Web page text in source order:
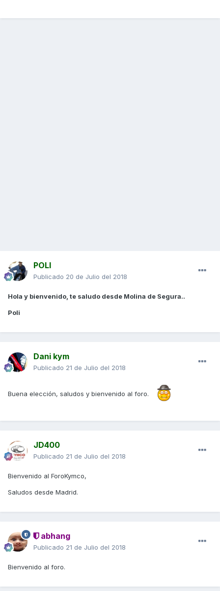
POLI
Publicado 20 de Julio del 2018
Hola y bienvenido, te saludo desde Molina de Segura..
Poli
Dani kym
Publicado 21 de Julio del 2018
Buena elección, saludos y bienvenido al foro.
JD400
Publicado 21 de Julio del 2018
Bienvenido al ForoKymco,
Saludos desde Madrid.
abhang
Publicado 21 de Julio del 2018
Bienvenido al foro.